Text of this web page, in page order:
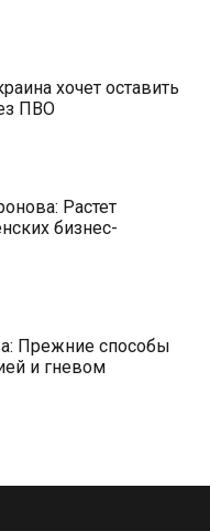
хочет оставить
ПВО
Растет
бизнес-
Прежние способы
и гневом